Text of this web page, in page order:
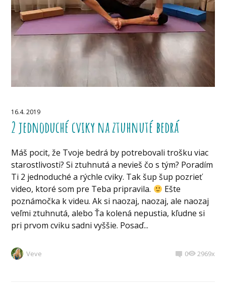
16.4. 2019
2 jednoduché cviky na ztuhnuté bedrá
Máš pocit, že Tvoje bedrá by potrebovali trošku viac
starostlivosti? Si ztuhnutá a nevieš čo s tým? Poradím
Ti 2 jednoduché a rýchle cviky. Tak šup šup pozrieť
video, ktoré som pre Teba pripravila.
Ešte
poznámočka k videu. Ak si naozaj, naozaj, ale naozaj
veľmi ztuhnutá, alebo Ťa kolená nepustia, kľudne si
pri prvom cviku sadni vyššie. Posaď...
Veve 0 2969x